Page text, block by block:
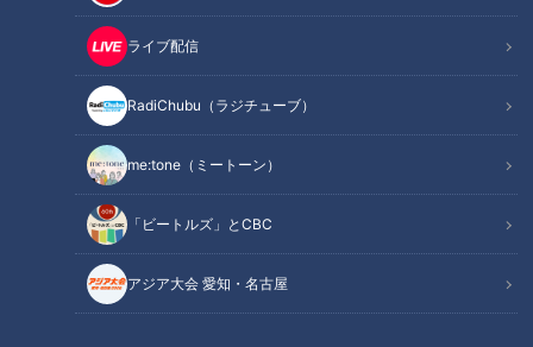
ライブ配信
RadiChubu（ラジチューブ）
me:tone（ミートーン）
「ビートルズ」とCBC
アジア大会 愛知・名古屋
老舗「ステーキのあさくま」の新ブランド「カレーのあさ
くま」
コスパ最強！「昼だけうなぎ屋」の新ブランド「ふじさ
「麺屋はなび」新山総大将が監修する町中華「みその飯
オススメ関連コンテンツ
老舗「ステーキのあさくま」の新ブランド「カレ